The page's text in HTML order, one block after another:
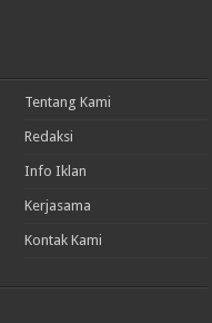
Tentang Kami
Redaksi
Info Iklan
Kerjasama
Kontak Kami